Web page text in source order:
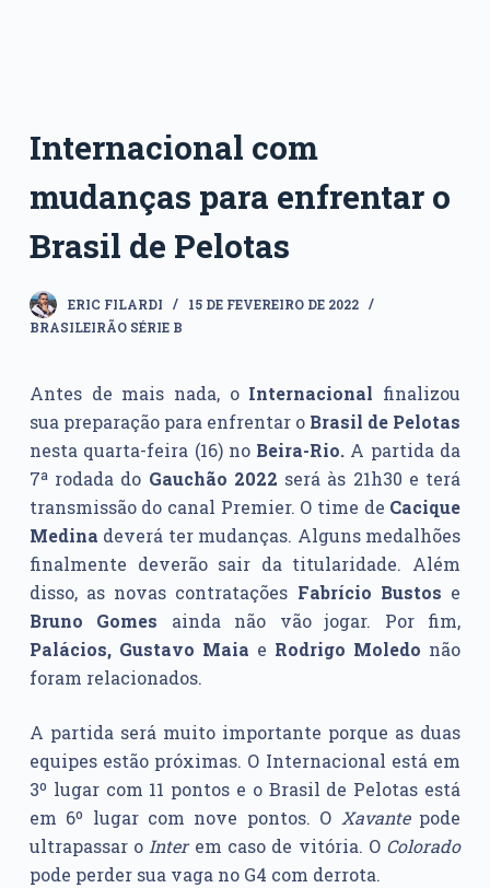
Internacional com
mudanças para enfrentar o
Brasil de Pelotas
ERIC FILARDI
15 DE FEVEREIRO DE 2022
BRASILEIRÃO SÉRIE B
Antes de mais nada, o Internacional finalizou
sua preparação para enfrentar o Brasil de Pelotas
nesta quarta-feira (16) no Beira-Rio. A partida da
7ª rodada do Gauchão 2022 será às 21h30 e terá
transmissão do canal Premier. O time de Cacique
Medina deverá ter mudanças. Alguns medalhões
finalmente deverão sair da titularidade. Além
disso, as novas contratações Fabrício Bustos e
Bruno Gomes ainda não vão jogar. Por fim,
Palácios, Gustavo Maia e Rodrigo Moledo não
foram relacionados.
A partida será muito importante porque as duas
equipes estão próximas. O Internacional está em
3º lugar com 11 pontos e o Brasil de Pelotas está
em 6º lugar com nove pontos. O Xavantepode
ultrapassar oInterem caso de vitória. O Colorado
pode perder sua vaga no G4 com derrota.